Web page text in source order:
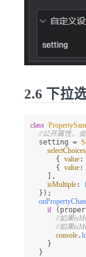
2.6 下拉
class
//公开属性，
  setting =
selectChoices
      {
value:
      {
value:
    ],
isMultiple:
  });
if
//如果
//如果
console.
    }
  }